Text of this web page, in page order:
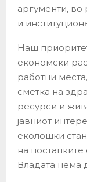
аргументи,
и
Наш
економски
работни
сметка на
ресурси и
јавниот
еколошки
на
Владата нема